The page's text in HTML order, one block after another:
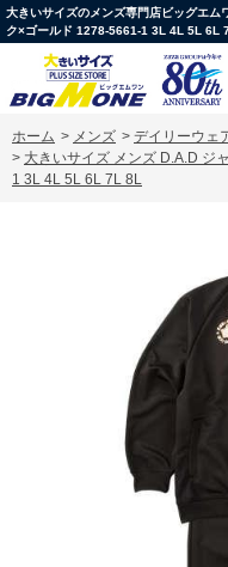
大きいサイズのメンズ専門店ビッグエム
ク×ゴールド 1278-5661-1 3L 4L 5L 6L
ホーム > メンズ > デイリーウェ
> 大きいサイズ メンズ D.A.D ジ
1 3L 4L 5L 6L 7L 8L